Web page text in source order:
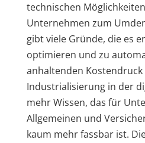
technischen
Unternehmen zum
gibt viele Gründe, die es
optimieren und zu
anhaltenden
Industrialisierung in der
mehr Wissen, das für
Allgemeinen und
kaum mehr fassbar ist.